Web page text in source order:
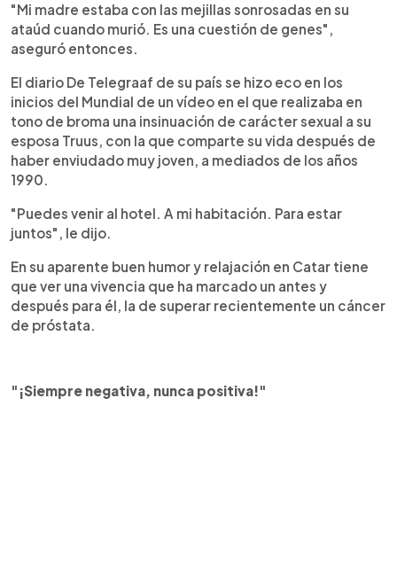
"Mi madre estaba con las mejillas sonrosadas en su
ataúd cuando murió. Es una cuestión de genes",
aseguró entonces.
El diario De Telegraaf de su país se hizo eco en los
inicios del Mundial de un vídeo en el que realizaba en
tono de broma una insinuación de carácter sexual a su
esposa Truus, con la que comparte su vida después de
haber enviudado muy joven, a mediados de los años
1990.
"Puedes venir al hotel. A mi habitación. Para estar
juntos", le dijo.
En su aparente buen humor y relajación en Catar tiene
que ver una vivencia que ha marcado un antes y
después para él, la de superar recientemente un cáncer
de próstata.
"¡Siempre negativa, nunca positiva!"